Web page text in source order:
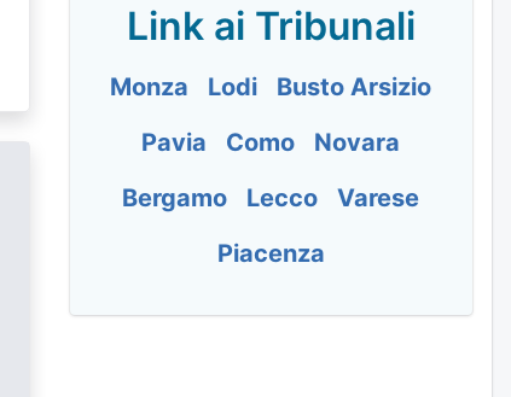
Link ai Tribunali
Monza Lodi
Busto Arsizio
Pavia
Como
Novara
Bergamo
Lecco
Varese
Piacenza